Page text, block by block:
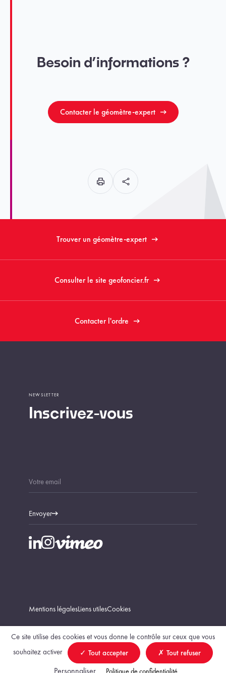
Trouver un géomètre-expert
Besoin d’informations ?
Contacter le géomètre-expert
Trouver un géomètre-expert
Consulter le site geofoncier.fr
Contacter l'ordre
Inscrivez-vous
NEWSLETTER
Envoyer
Mentions légalesLiens utilesCookies
Ce site utilise des cookies et vous donne le contrôle sur ceux que vous
souhaitez activer
Tout accepter Tout refuser
Personnaliser Politique de confidentialité